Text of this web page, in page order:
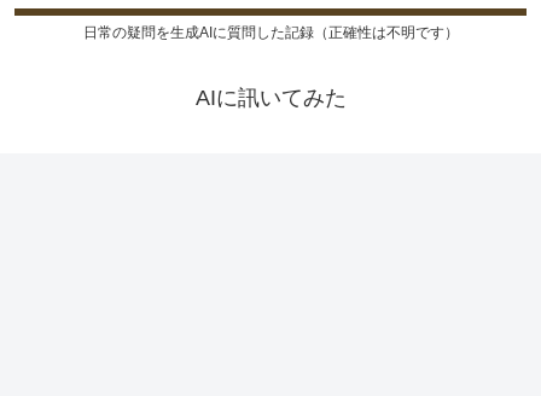
日常の疑問を生成AIに質問した記録（正確性は不明です）
AIに訊いてみた